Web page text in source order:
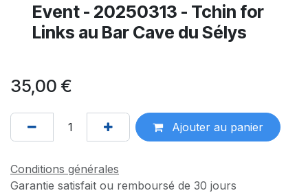
Event - 20250313 - Tchin for
Links au Bar Cave du Sélys
35,00 €
Ajouter au panier
Conditions générales
Garantie satisfait ou remboursé de 30 jours